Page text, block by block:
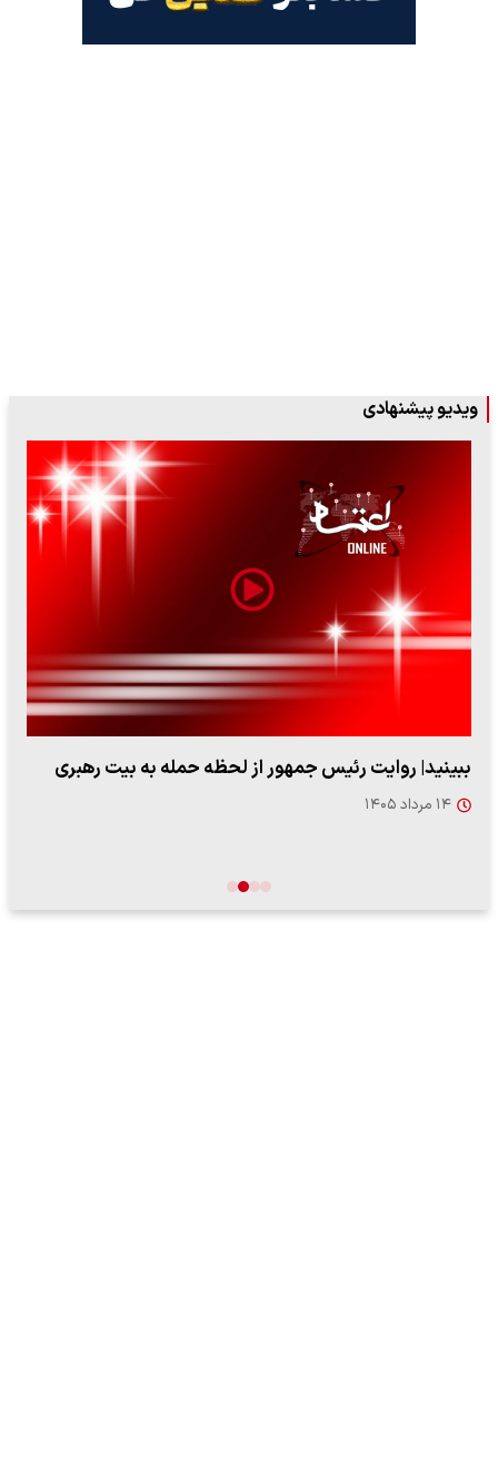
ویدیو پیشنهادی
پزشکیان: از حد و حدود خودمان دفاع می‌کنیم، اما به‌دنبال
گسترش جنگ نیس…